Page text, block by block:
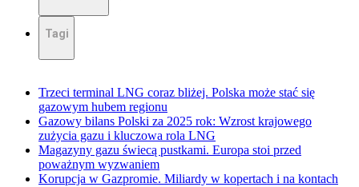
Tagi
Trzeci terminal LNG coraz bliżej. Polska może stać się
gazowym hubem regionu
Gazowy bilans Polski za 2025 rok: Wzrost krajowego
zużycia gazu i kluczowa rola LNG
Magazyny gazu świecą pustkami. Europa stoi przed
poważnym wyzwaniem
Korupcja w Gazpromie. Miliardy w kopertach i na kontach